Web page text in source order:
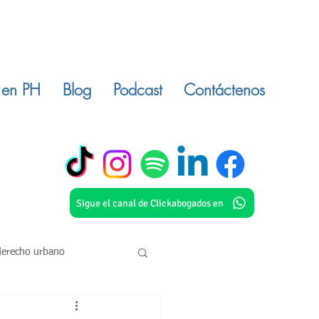
PH Blog Podcast Contáctenos
Sigue el canal de Clickabogados en
urbano
inmuebles